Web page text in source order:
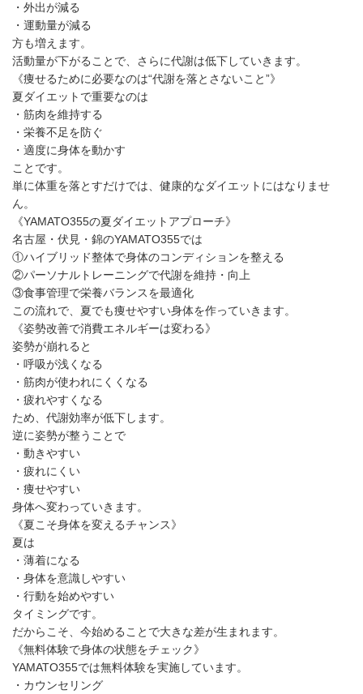
・外出が減る
・運動量が減る
方も増えます。
活動量が下がることで、さらに代謝は低下していきます。
《痩せるために必要なのは“代謝を落とさないこと”》
夏ダイエットで重要なのは
・筋肉を維持する
・栄養不足を防ぐ
・適度に身体を動かす
ことです。
単に体重を落とすだけでは、健康的なダイエットにはなりませ
ん。
《YAMATO355の夏ダイエットアプローチ》
名古屋・伏見・錦のYAMATO355では
①ハイブリッド整体で身体のコンディションを整える
②パーソナルトレーニングで代謝を維持・向上
③食事管理で栄養バランスを最適化
この流れで、夏でも痩せやすい身体を作っていきます。
《姿勢改善で消費エネルギーは変わる》
姿勢が崩れると
・呼吸が浅くなる
・筋肉が使われにくくなる
・疲れやすくなる
ため、代謝効率が低下します。
逆に姿勢が整うことで
・動きやすい
・疲れにくい
・痩せやすい
身体へ変わっていきます。
《夏こそ身体を変えるチャンス》
夏は
・薄着になる
・身体を意識しやすい
・行動を始めやすい
タイミングです。
だからこそ、今始めることで大きな差が生まれます。
《無料体験で身体の状態をチェック》
YAMATO355では無料体験を実施しています。
・カウンセリング